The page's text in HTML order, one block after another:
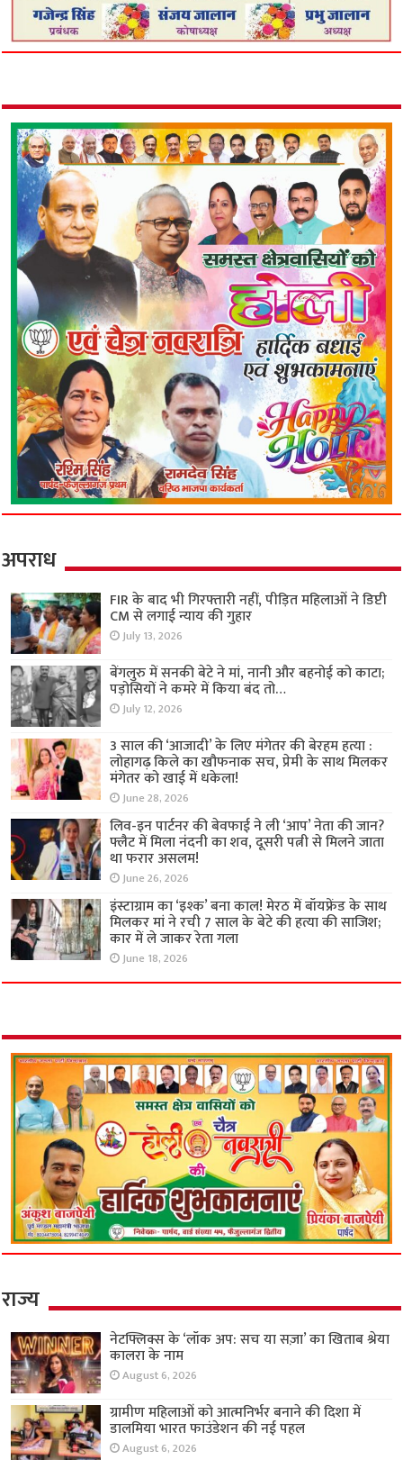
अपराध
FIR के बाद भी गिरफ्तारी नहीं, पीड़ित महिलाओं ने डिप्टी
CM से लगाई न्याय की गुहार
July 13, 2026
बेंगलुरु में सनकी बेटे ने मां, नानी और बहनोई को काटा;
पड़ोसियों ने कमरे में किया बंद तो…
July 12, 2026
3 साल की ‘आजादी’ के लिए मंगेतर की बेरहम हत्या :
लोहागढ़ किले का खौफनाक सच, प्रेमी के साथ मिलकर
मंगेतर को खाई में धकेला!
June 28, 2026
लिव-इन पार्टनर की बेवफाई ने ली ‘आप’ नेता की जान?
फ्लैट में मिला नंदनी का शव, दूसरी पत्नी से मिलने जाता
था फरार असलम!
June 26, 2026
इंस्टाग्राम का ‘इश्क’ बना काल! मेरठ में बॉयफ्रेंड के साथ
मिलकर मां ने रची 7 साल के बेटे की हत्या की साजिश;
कार में ले जाकर रेता गला
June 18, 2026
राज्य
नेटफ्लिक्स के ‘लॉक अप: सच या सज़ा’ का खिताब श्रेया
कालरा के नाम
August 6, 2026
ग्रामीण महिलाओं को आत्मनिर्भर बनाने की दिशा में
डालमिया भारत फाउंडेशन की नई पहल
August 6, 2026